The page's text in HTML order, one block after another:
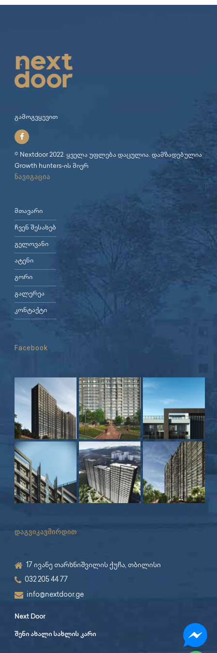
გამოგვყევით
© Nextdoor 2022. ყველა უფლება დაცულია. დამზადებულია
Growth hunters-ის მიერ
ნავიგაცია
მთავარი
ჩვენ შესახებ
გელოვანი
ატენი
გორი
გალერეა
კონტაქტი
Facebook
დაგვიკავშირდით
17 ივანე თარხნიშვილის ქუჩა, თბილისი
032 205 44 77
info@nextdoor.ge
Next Door
შენი ახალი სახლის კარი